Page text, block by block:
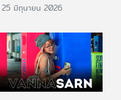
25 มิถุนายน 2026